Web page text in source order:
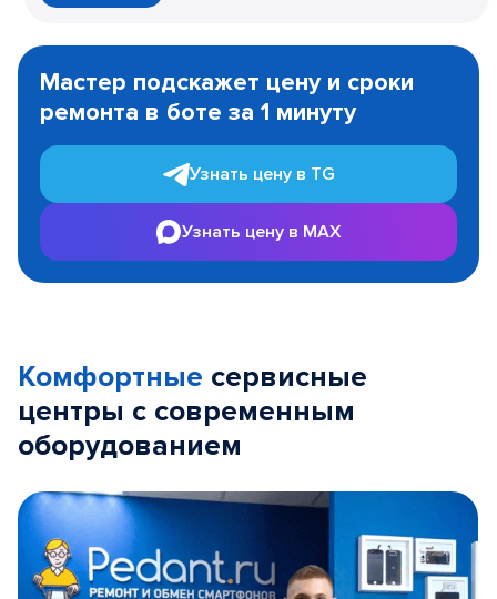
1
Мастер подскажет цену и сроки
ремонта в боте за 1 минуту
Узнать цену в TG
Узнать цену в MAX
Комфортные сервисные
центры с современным
оборудованием